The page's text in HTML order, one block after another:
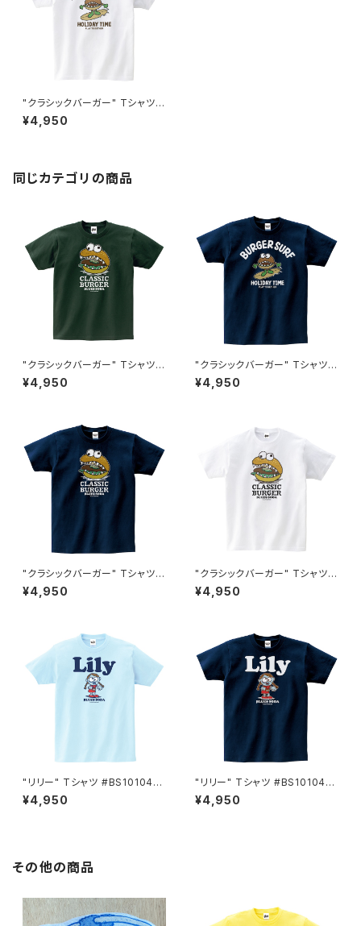
"クラシックバーガー" Tシャツ #
BS101050WHT
¥4,950
同じカテゴリの商品
"クラシックバーガー" Tシャツ #
BS101048FGRN
¥4,950
"クラシックバーガー" Tシャツ #
BS101050NVY
¥4,950
"クラシックバーガー" Tシャツ #
BS101048NVY
¥4,950
"クラシックバーガー" Tシャツ #
BS101048WHT
¥4,950
"リリー" Tシャツ #BS101046
SAX
¥4,950
"リリー" Tシャツ #BS101046
NVY
¥4,950
その他の商品